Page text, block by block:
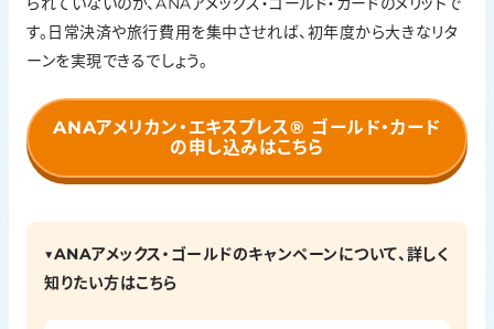
す。日常決済や旅行費用を集中させれば、初年度から大きなリタ
ーンを実現できるでしょう。
ANAアメリカン・エキスプレス® ゴールド・カード
の申し込みはこちら
▼ANAアメックス・ゴールドのキャンペーンについて、詳しく
知りたい方はこちら